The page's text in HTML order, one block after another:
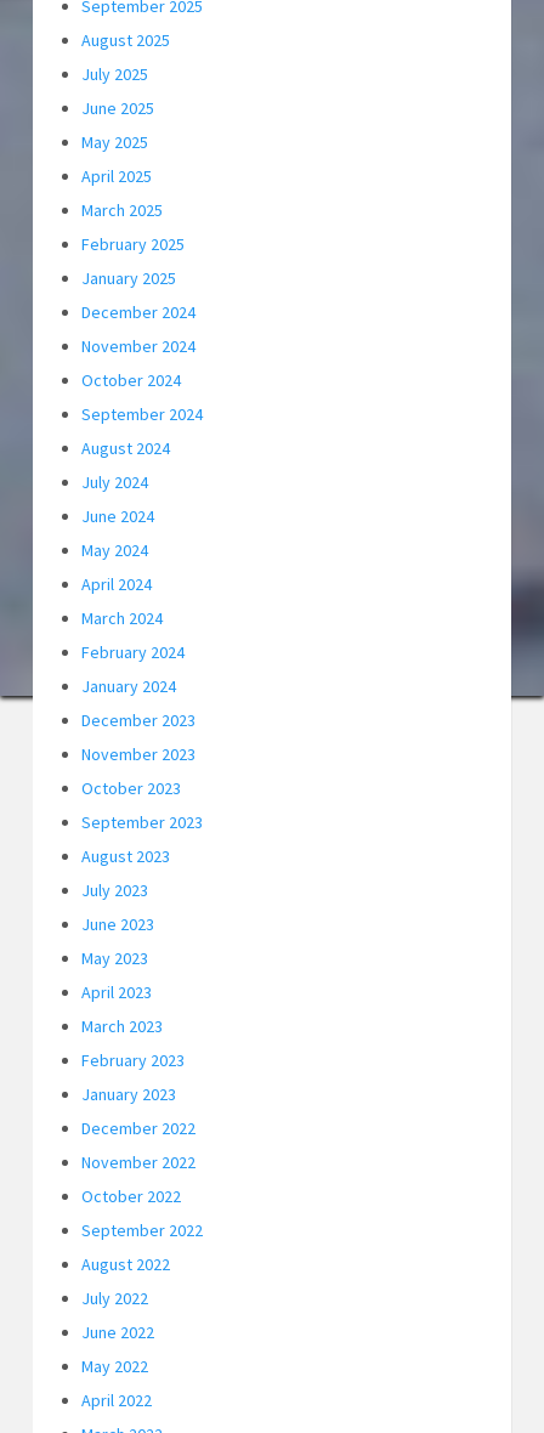
September 2025
August 2025
July 2025
June 2025
May 2025
April 2025
March 2025
February 2025
January 2025
December 2024
November 2024
October 2024
September 2024
August 2024
July 2024
June 2024
May 2024
April 2024
March 2024
February 2024
January 2024
December 2023
November 2023
October 2023
September 2023
August 2023
July 2023
June 2023
May 2023
April 2023
March 2023
February 2023
January 2023
December 2022
November 2022
October 2022
September 2022
August 2022
July 2022
June 2022
May 2022
April 2022